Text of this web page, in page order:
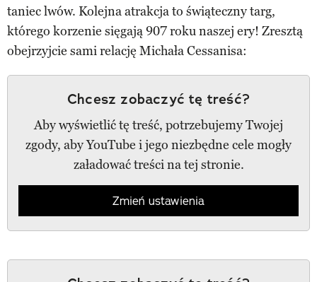
taniec lwów. Kolejna atrakcja to świąteczny targ,
którego korzenie sięgają 907 roku naszej ery! Zresztą
obejrzyjcie sami relację Michała Cessanisa:
Chcesz zobaczyć tę treść?
Aby wyświetlić tę treść, potrzebujemy Twojej
zgody, aby YouTube i jego niezbędne cele mogły
załadować treści na tej stronie.
Zmień ustawienia